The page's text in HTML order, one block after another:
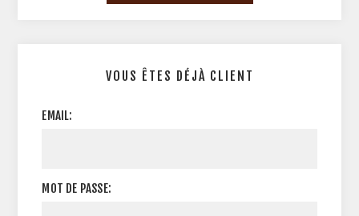
VOUS ÊTES DÉJÀ CLIENT
EMAIL:
MOT DE PASSE: